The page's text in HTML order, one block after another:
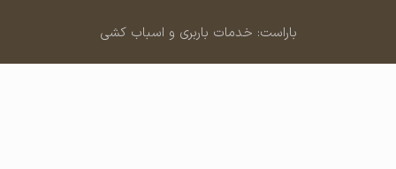
باراست: خدمات باربری و اسباب کشی